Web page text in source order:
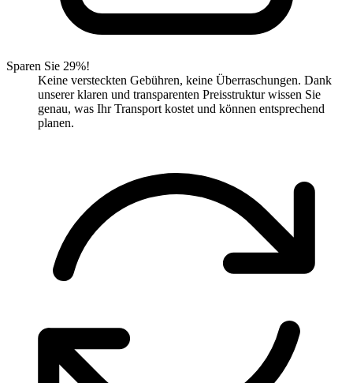
Sparen Sie 29%!
Keine versteckten Gebühren, keine Überraschungen. Dank
unserer klaren und transparenten Preisstruktur wissen Sie
genau, was Ihr Transport kostet und können entsprechend
planen.